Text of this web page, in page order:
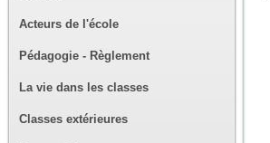
Acteurs de l'école
Pédagogie - Règlement
La vie dans les classes
Classes extérieures